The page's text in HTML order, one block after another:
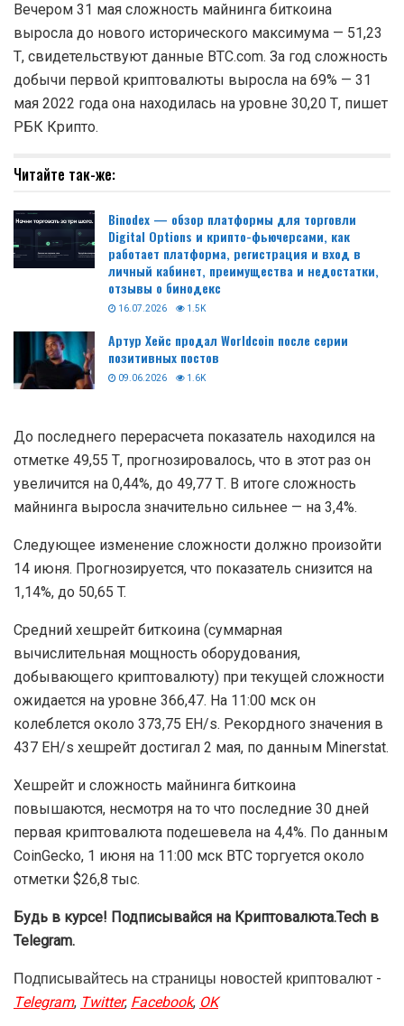
Вечером 31 мая сложность майнинга биткоина
выросла до нового исторического максимума — 51,23
Т, свидетельствуют данные BTC.com. За год сложность
добычи первой криптовалюты выросла на 69% — 31
мая 2022 года она находилась на уровне 30,20 Т, пишет
РБК Крипто.
Читайте так-же:
Binodex — обзор платформы для торговли
Digital Options и крипто-фьючерсами, как
работает платформа, регистрация и вход в
личный кабинет, преимущества и недостатки,
отзывы о бинодекс
16.07.2026 1.5K
Артур Хейс продал Worldcoin после серии
позитивных постов
09.06.2026 1.6K
До последнего перерасчета показатель находился на
отметке 49,55 Т, прогнозировалось, что в этот раз он
увеличится на 0,44%, до 49,77 Т. В итоге сложность
майнинга выросла значительно сильнее — на 3,4%.
Следующее изменение сложности должно произойти
14 июня. Прогнозируется, что показатель снизится на
1,14%, до 50,65 T.
Средний хешрейт биткоина (суммарная
вычислительная мощность оборудования,
добывающего криптовалюту) при текущей сложности
ожидается на уровне 366,47. На 11:00 мск он
колеблется около 373,75 EH/s. Рекордного значения в
437 EH/s хешрейт достигал 2 мая, по данным Minerstat.
Хешрейт и сложность майнинга биткоина
повышаются, несмотря на то что последние 30 дней
первая криптовалюта подешевела на 4,4%. По данным
CoinGecko, 1 июня на 11:00 мск BTC торгуется около
отметки $26,8 тыс.
Будь в курсе! Подписывайся на Криптовалюта.Tech в
Telegram.
Подписывайтесь на страницы новостей криптовалют -
Telegram,Twitter,Facebook,OK